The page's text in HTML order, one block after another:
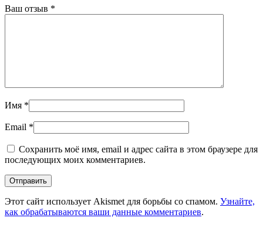
Ваш отзыв *
Имя *
Email *
Сохранить моё имя, email и адрес сайта в этом браузере для
последующих моих комментариев.
Этот сайт использует Akismet для борьбы со спамом. Узнайте,
как обрабатываются ваши данные комментариев.